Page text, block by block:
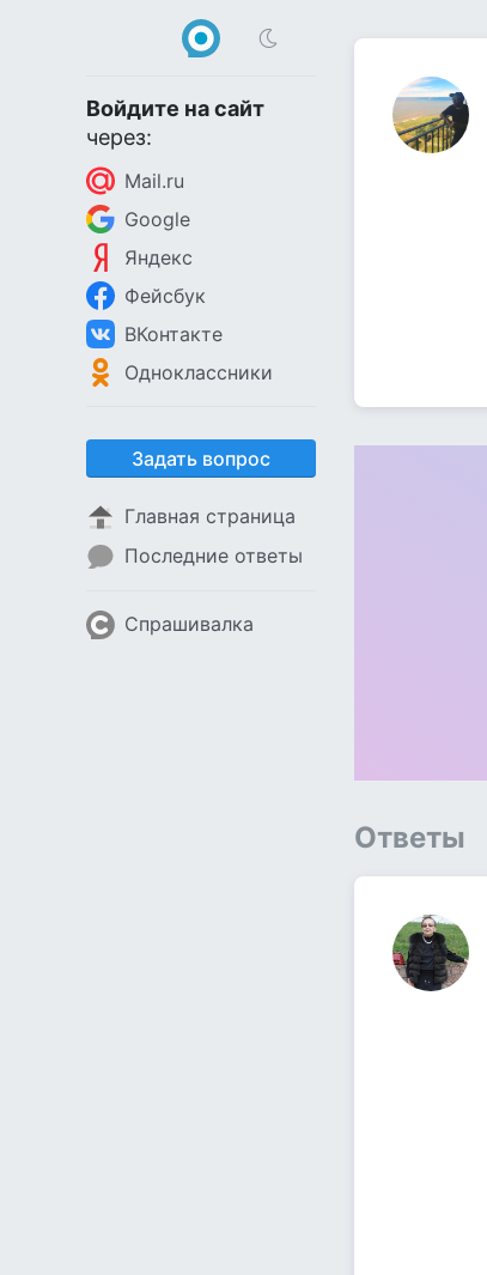
Войдите на сайт
через:
Mail.ru
Google
Яндекс
Фейсбук
ВКонтакте
Одноклассники
Задать вопрос
Главная страница
Последние ответы
Спрашивалка
Ответы